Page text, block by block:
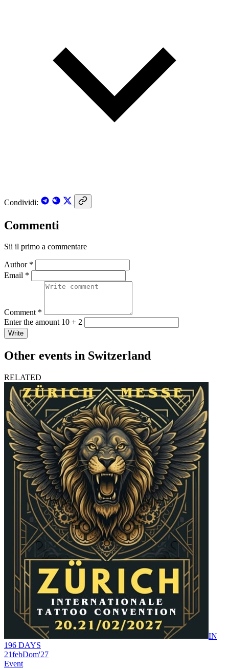
Condividi:
Commenti
Sii il primo a commentare
Author *
Email *
Comment *
Enter the amount 10 + 2
Write
Other events in Switzerland
RELATED
IN
196 DAYS
21febDom'27
Event